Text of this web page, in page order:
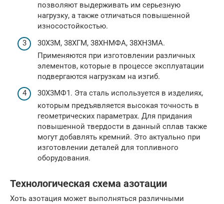
позволяют выдерживать им серьезную
нагрузку, а также отличаться повышенной
износостойкостью.
30Х3М, 38ХГМ, 38ХНМФА, 38ХН3МА.
Применяются при изготовлении различных
элементов, которые в процессе эксплуатации
подвергаются нагрузкам на изгиб.
30Х3МФ1. Эта сталь используется в изделиях,
которым предъявляется высокая точность в
геометрических параметрах. Для придания
повышенной твердости в данный сплав также
могут добавлять кремний. Это актуально при
изготовлении деталей для топливного
оборудования.
Технологическая схема азотации
Хоть азотация может выполняться различными